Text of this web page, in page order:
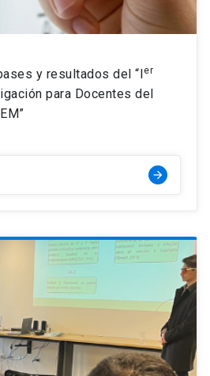
y resultados del “Ier
para Docentes del
arrow_forward